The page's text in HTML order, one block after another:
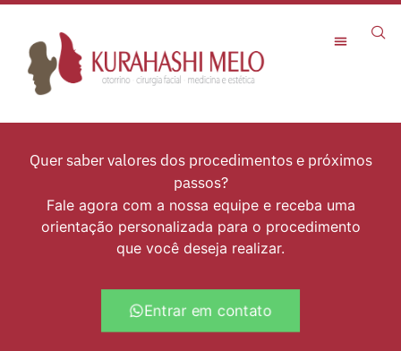
Quer saber valores dos procedimentos e próximos
passos?
Fale agora com a nossa equipe e receba uma
orientação personalizada para o procedimento
que você deseja realizar.
Entrar em contato